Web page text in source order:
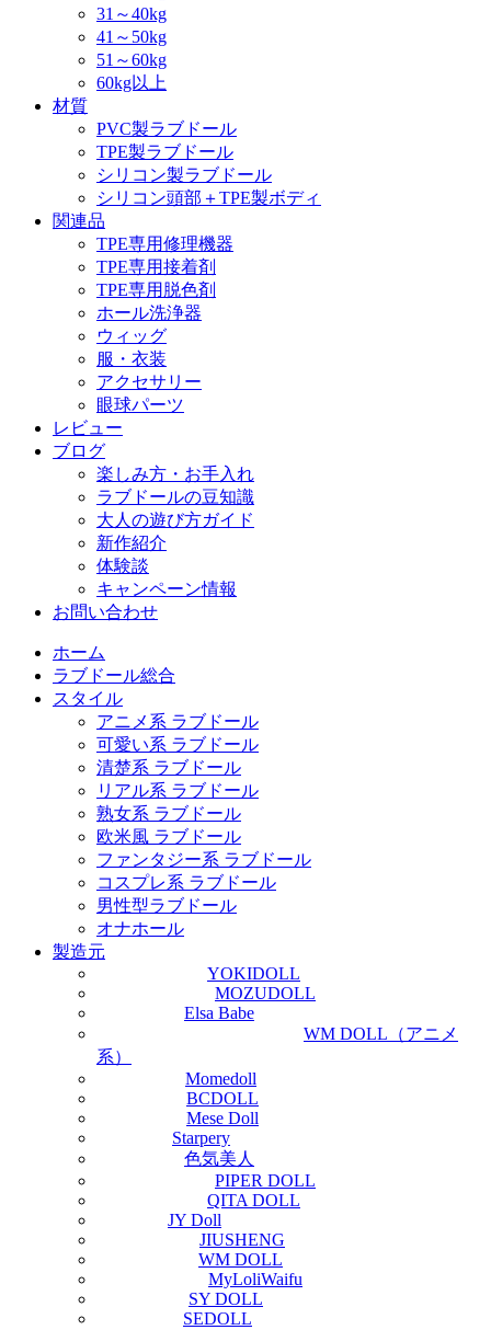
31～40kg
41～50kg
51～60kg
60kg以上
材質
PVC製ラブドール
TPE製ラブドール
シリコン製ラブドール
シリコン頭部＋TPE製ボディ
関連品
TPE専用修理機器
TPE専用接着剤
TPE専用脱色剤
ホール洗浄器
ウィッグ
服・衣装
アクセサリー
眼球パーツ
レビュー
ブログ
楽しみ方・お手入れ
ラブドールの豆知識
大人の遊び方ガイド
新作紹介
体験談
キャンペーン情報
お問い合わせ
ホーム
ラブドール総合
スタイル
アニメ系 ラブドール
可愛い系 ラブドール
清楚系 ラブドール
リアル系 ラブドール
熟女系 ラブドール
欧米風 ラブドール
ファンタジー系 ラブドール
コスプレ系 ラブドール
男性型ラブドール
オナホール
製造元
YOKIDOLL
MOZUDOLL
Elsa Babe
WM DOLL（アニメ
系）
Momedoll
BCDOLL
Mese Doll
Starpery
色気美人
PIPER DOLL
QITA DOLL
JY Doll
JIUSHENG
WM DOLL
MyLoliWaifu
SY DOLL
SEDOLL